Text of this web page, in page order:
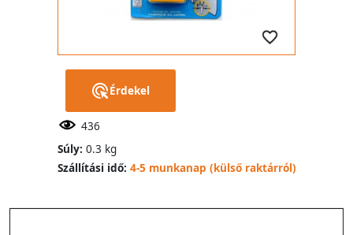
Érdekel
436
Súly: 0.3 kg
Szállítási idő: 4-5 munkanap (külső raktárról)